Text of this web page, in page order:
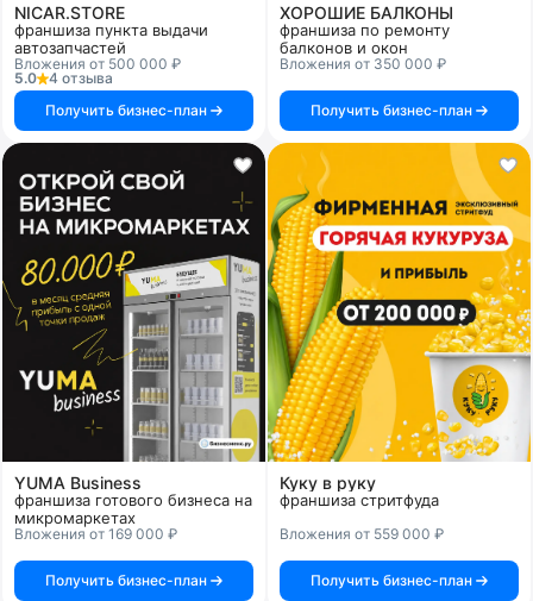
NICAR.STORE
франшиза пункта выдачи
автозапчастей
Вложения от 500 000 ₽
5.0
4 отзыва
Получить бизнес-план
ХОРОШИЕ БАЛКОНЫ
франшиза по ремонту
балконов и окон
Вложения от 350 000 ₽
Получить бизнес-план
YUMA Business
франшиза готового бизнеса на
микромаркетах
Вложения от 169 000 ₽
Получить бизнес-план
Куку в руку
франшиза стритфуда
Вложения от 559 000 ₽
Получить бизнес-план